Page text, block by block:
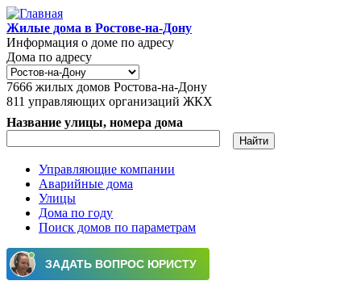
Перейти к основному содержанию
Жилые дома в Ростове-на-Дону
Информация о доме по адресу
Дома по адресу
7666 жилых домов Ростова-на-Дону
811 управляющих организаций ЖКХ
Название улицы, номера дома
Главное меню
Управляющие компании
Аварийные дома
Улицы
Дома по году
Поиск домов по параметрам